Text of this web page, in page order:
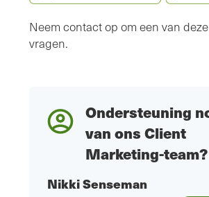
Neem contact op om een van
vragen.
Ondersteuning
van ons Client
Marketing-team?
Nikki Senseman